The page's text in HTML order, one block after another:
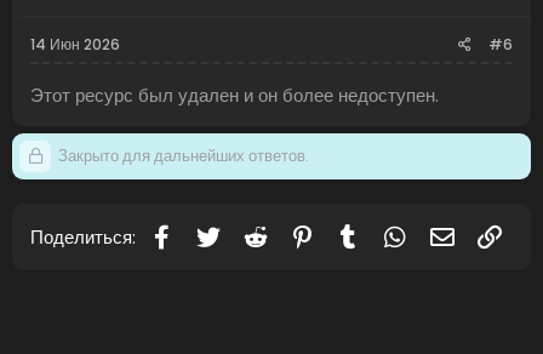
14 Июн 2026 #6
Этот ресурс был удален и он более недоступен.
Закрыто для дальнейших ответов.
Поделиться: Facebook
Twitter Reddit Pinterest
Tumblr WhatsApp